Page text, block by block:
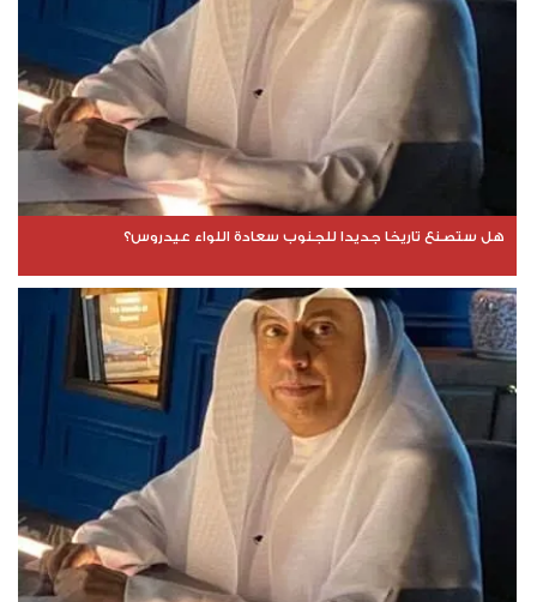
هل ستصنع تاريخا جديدا للجنوب سعادة اللواء عيدروس؟